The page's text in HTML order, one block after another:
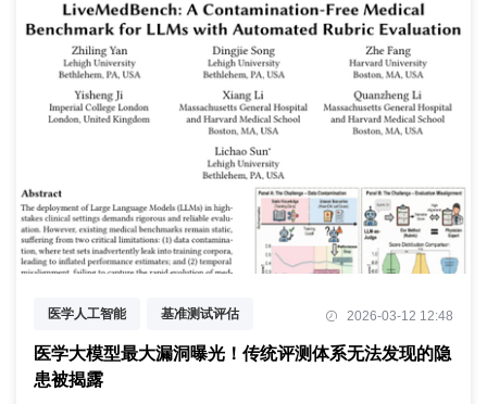
医学人工智能 基准测试评估
数据污染检测
2026-03-12 12:48
医学大模型最大漏洞曝光！传统评测体系无法发现的隐
患被揭露